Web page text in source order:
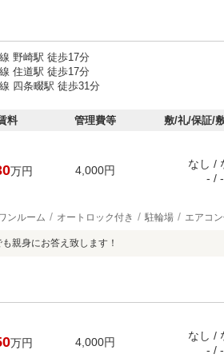
野崎駅 徒歩17分
住道駅 徒歩17分
四条畷駅 徒歩31分
料 管理費等 敷/礼/保証/
万円 4,000円
なし /
- / -
ンルーム オートロック付き 駐輪場 エアコ
親身にお答え致します！
万円 4,000円
なし /
- / -